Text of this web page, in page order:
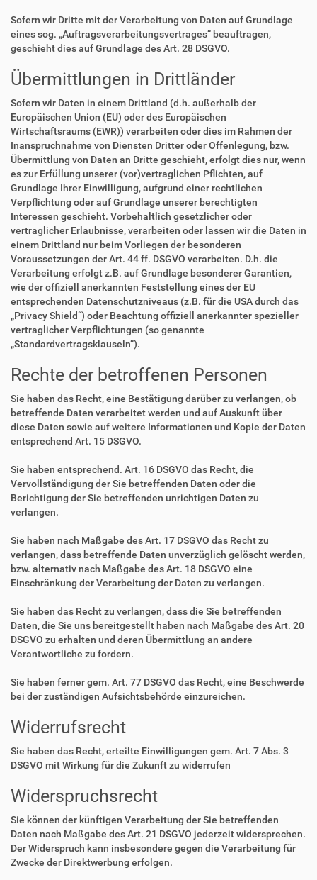
Sofern wir Dritte mit der Verarbeitung von Daten auf Grundlage
eines sog. „Auftragsverarbeitungsvertrages“ beauftragen,
geschieht dies auf Grundlage des Art. 28 DSGVO.
Übermittlungen in Drittländer
Sofern wir Daten in einem Drittland (d.h. außerhalb der
Europäischen Union (EU) oder des Europäischen
Wirtschaftsraums (EWR)) verarbeiten oder dies im Rahmen der
Inanspruchnahme von Diensten Dritter oder Offenlegung, bzw.
Übermittlung von Daten an Dritte geschieht, erfolgt dies nur, wenn
es zur Erfüllung unserer (vor)vertraglichen Pflichten, auf
Grundlage Ihrer Einwilligung, aufgrund einer rechtlichen
Verpflichtung oder auf Grundlage unserer berechtigten
Interessen geschieht. Vorbehaltlich gesetzlicher oder
vertraglicher Erlaubnisse, verarbeiten oder lassen wir die Daten in
einem Drittland nur beim Vorliegen der besonderen
Voraussetzungen der Art. 44 ff. DSGVO verarbeiten. D.h. die
Verarbeitung erfolgt z.B. auf Grundlage besonderer Garantien,
wie der offiziell anerkannten Feststellung eines der EU
entsprechenden Datenschutzniveaus (z.B. für die USA durch das
„Privacy Shield“) oder Beachtung offiziell anerkannter spezieller
vertraglicher Verpflichtungen (so genannte
„Standardvertragsklauseln“).
Rechte der betroffenen Personen
Sie haben das Recht, eine Bestätigung darüber zu verlangen, ob
betreffende Daten verarbeitet werden und auf Auskunft über
diese Daten sowie auf weitere Informationen und Kopie der Daten
entsprechend Art. 15 DSGVO.
Sie haben entsprechend. Art. 16 DSGVO das Recht, die
Vervollständigung der Sie betreffenden Daten oder die
Berichtigung der Sie betreffenden unrichtigen Daten zu
verlangen.
Sie haben nach Maßgabe des Art. 17 DSGVO das Recht zu
verlangen, dass betreffende Daten unverzüglich gelöscht werden,
bzw. alternativ nach Maßgabe des Art. 18 DSGVO eine
Einschränkung der Verarbeitung der Daten zu verlangen.
Sie haben das Recht zu verlangen, dass die Sie betreffenden
Daten, die Sie uns bereitgestellt haben nach Maßgabe des Art. 20
DSGVO zu erhalten und deren Übermittlung an andere
Verantwortliche zu fordern.
Sie haben ferner gem. Art. 77 DSGVO das Recht, eine Beschwerde
bei der zuständigen Aufsichtsbehörde einzureichen.
Widerrufsrecht
Sie haben das Recht, erteilte Einwilligungen gem. Art. 7 Abs. 3
DSGVO mit Wirkung für die Zukunft zu widerrufen
Widerspruchsrecht
Sie können der künftigen Verarbeitung der Sie betreffenden
Daten nach Maßgabe des Art. 21 DSGVO jederzeit widersprechen.
Der Widerspruch kann insbesondere gegen die Verarbeitung für
Zwecke der Direktwerbung erfolgen.